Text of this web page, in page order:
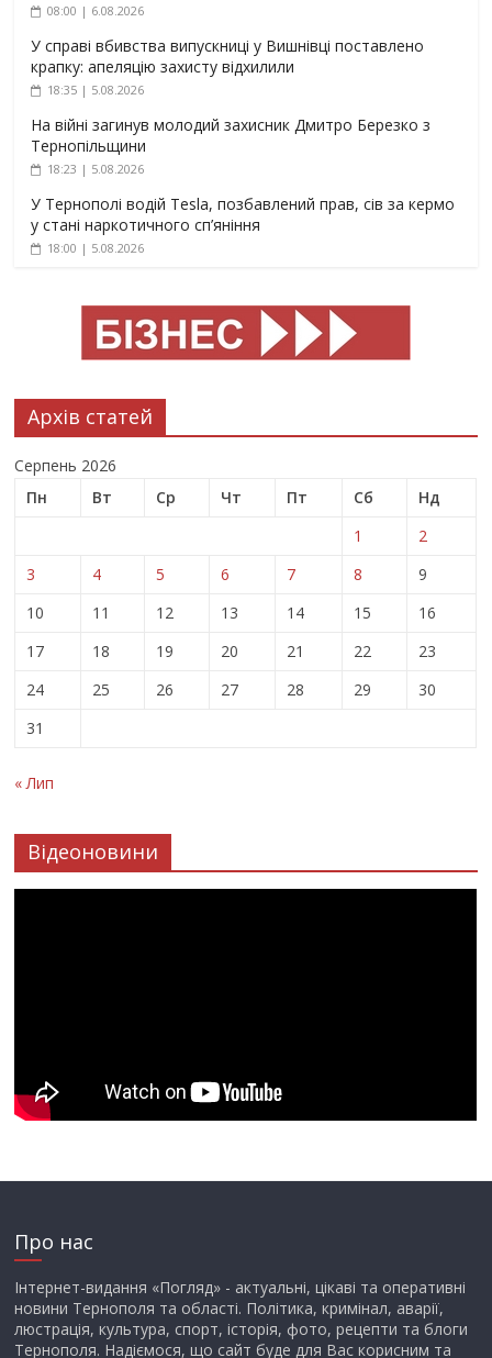
08:00 | 6.08.2026
У справі вбивства випускниці у Вишнівці поставлено
крапку: апеляцію захисту відхилили
18:35 | 5.08.2026
На війні загинув молодий захисник Дмитро Березко з
Тернопільщини
18:23 | 5.08.2026
У Тернополі водій Tesla, позбавлений прав, сів за кермо
у стані наркотичного сп’яніння
18:00 | 5.08.2026
Архів статей
Серпень 2026
Пн
Вт Ср Чт Пт Сб
Нд
1
2
3
4 5 6 7 8
9
10
11 12 13 14 15
16
17
18 19 20 21 22
23
24
25 26 27 28 29
30
31
« Лип
Відеоновини
Про нас
Інтернет-видання «Погляд» - актуальні, цікаві та оперативні
новини Тернополя та області. Політика, кримінал, аварії,
люстрація, культура, спорт, історія, фото, рецепти та блоги
Тернополя. Надіємося, що сайт буде для Вас корисним та